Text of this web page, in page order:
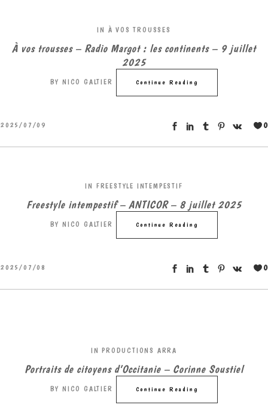
IN À VOS TROUSSES
À vos trousses – Radio Margot : les continents – 9 juillet
2025
BY NICO GALTIER Continue Reading
2025/07/09 0
IN FREESTYLE INTEMPESTIF
Freestyle intempestif – ANTICOR – 8 juillet 2025
BY NICO GALTIER Continue Reading
2025/07/08 0
IN PRODUCTIONS ARRA
Portraits de citoyens d’Occitanie – Corinne Soustiel
BY NICO GALTIER Continue Reading